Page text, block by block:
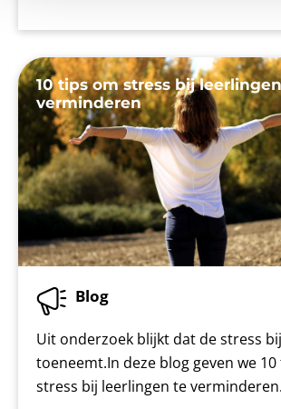
10 tips om stress bij
verminderen
Blog
Uit onderzoek blijkt dat de stress
toeneemt.In deze blog geven we
stress bij leerlingen te verminderen.